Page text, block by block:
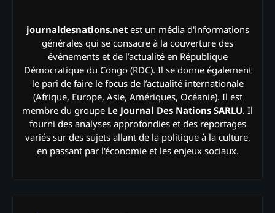
journaldesnations.netest un média d'informations
générales qui se consacre à la couverture des
événements et de l’actualité en République
Démocratique du Congo (RDC). Il se donne également
le pari de faire le focus de l’actualité internationale
(Afrique, Europe, Asie, Amériques, Océanie). Il est
membre du groupe Le Journal Des Nations SARLU. Il
fourni des analyses approfondies et des reportages
variés sur des sujets allant de la politique à la culture,
en passant par l'économie et les enjeux sociaux.